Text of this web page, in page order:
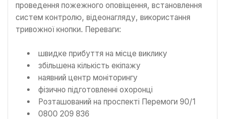
проведення пожежного оповіщення, встановлення
систем контролю, відеонагляду, використання
тривожної кнопки. Переваги:
швидке прибуття на місце виклику
збільшена кількість екіпажу
наявний центр моніторингу
фізично підготовленні охоронці
Розташований на проспекті Перемоги 90/1
0800 209 836